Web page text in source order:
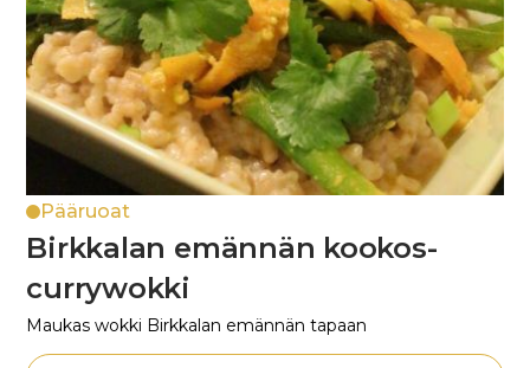
Pääruoat
Birkkalan emännän kookos-
currywokki
Maukas wokki Birkkalan emännän tapaan